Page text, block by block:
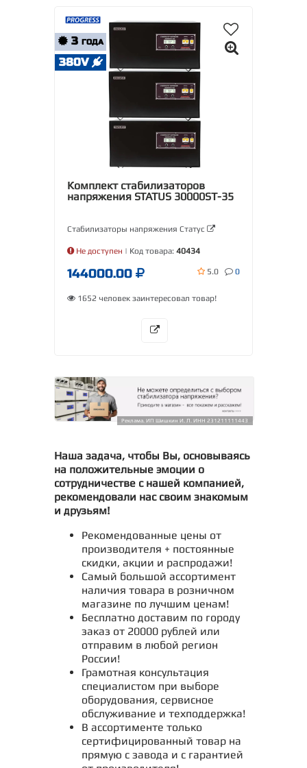
3 ГОДА
380V
Комплект стабилизаторов
напряжения STATUS 30000SТ-35
Стабилизаторы напряжения Статус
Не доступен | Код товара: 40434
144000.00 5.0 0
1652 человек заинтересовал товар!
Реклама. ИП Шишкин И. Л. ИНН 231211111443
Наша задача, чтобы Вы, основываясь
на положительные эмоции о
сотрудничестве с нашей компанией,
рекомендовали нас своим знакомым
и друзьям!
Рекомендованные цены от
производителя + постоянные
скидки, акции и распродажи!
Самый большой ассортимент
наличия товара в розничном
магазине по лучшим ценам!
Бесплатно доставим по городу
заказ от 20000 рублей или
отправим в любой регион
России!
Грамотная консультация
специалистом при выборе
оборудования, сервисное
обслуживание и техподдержка!
В ассортименте только
сертифицированный товар на
прямую с завода и с гарантией